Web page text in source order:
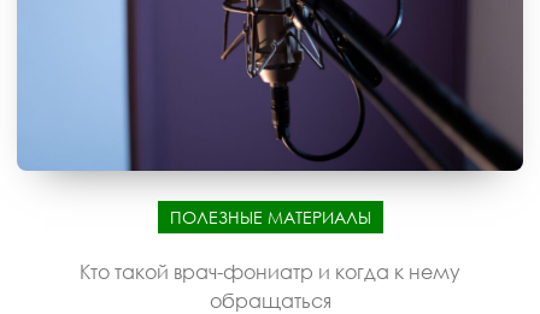
ПОЛЕЗНЫЕ МАТЕРИАЛЫ
Кто такой врач-фониатр и когда к нему
обращаться